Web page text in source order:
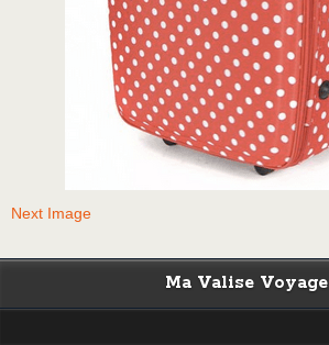
Next Image
Ma Valise Voyage